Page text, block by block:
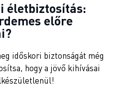
életbiztosítás:
előre
időskori biztonságát még
hogy a jövő kihívásai